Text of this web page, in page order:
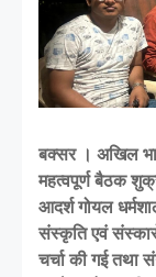
बक्सर । अखिल
महत्वपूर्ण बैठक
आदर्श गोयल
संस्कृति एवं
चर्चा की गई तथा